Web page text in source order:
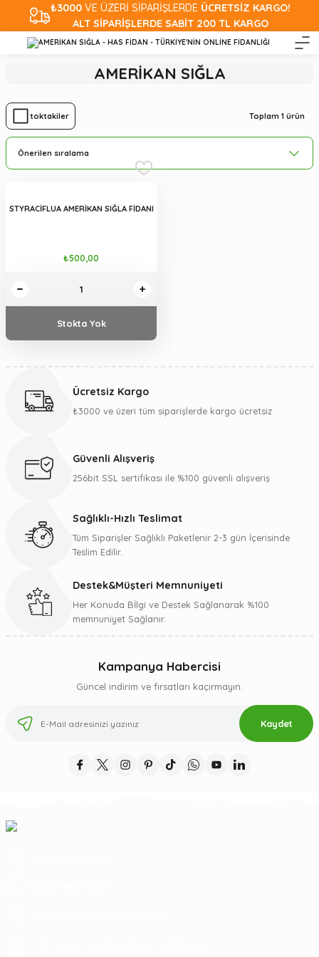
₺3000VE ÜZERİ SİPARİŞLERDE ÜCRETSİZ KARGO!
ALT SİPARİŞLERDE SABİT 200 TL KARGO
AMERİKAN SIĞLA
Stoktakiler Toplam 1 ürün
STYRACİFLUA AMERİKAN SIĞLA FİDANI
₺500,00
Stokta Yok
Ücretsiz Kargo
₺3000 ve üzeri tüm siparişlerde kargo ücretsiz
Güvenli Alışveriş
256bit SSL sertifikası ile %100 güvenli alışveriş
Sağlıklı-Hızlı Teslimat
Tüm Siparişler Sağlıklı Paketlenir 2-3 gün İçerisinde
Teslim Edilir.
Destek&Müşteri Memnuniyeti
Her Konuda Bİlgi ve Destek Sağlanarak %100
memnuniyet Sağlanır.
Kampanya Habercisi
Güncel indirim ve fırsatları kaçırmayın.
Kaydet